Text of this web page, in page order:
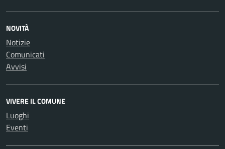
NOVITÀ
Notizie
Comunicati
Avvisi
VIVERE IL COMUNE
Luoghi
Eventi